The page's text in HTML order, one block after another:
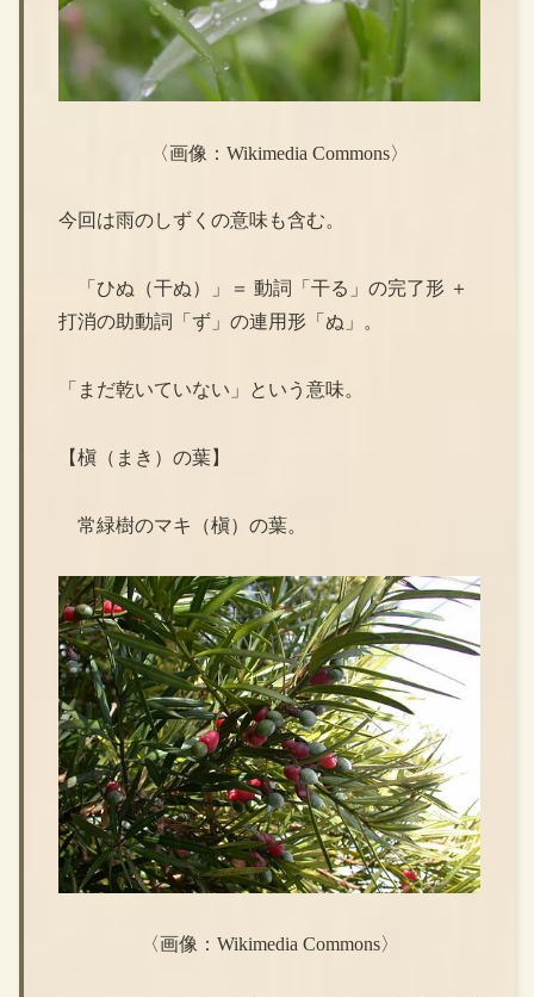
〈画像：Wikimedia Commons〉
今回は雨のしずくの意味も含む。
「ひぬ（干ぬ）」＝ 動詞「干る」の完了形 ＋
打消の助動詞「ず」の連用形「ぬ」。
「まだ乾いていない」という意味。
【槇（まき）の葉】
常緑樹のマキ（槇）の葉。
〈画像：Wikimedia Commons〉